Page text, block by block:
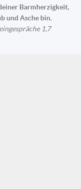
Barmherzigkeit,
und Asche bin.
1,7